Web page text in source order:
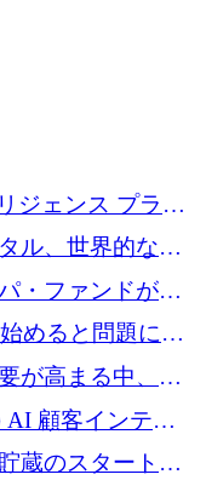
ジェンス プラッ
ユーロを投資
ル、世界的なス
Bまで支援する
ンドIVを閉鎖
・ファンドが初
ユーロのラウンド
めると問題にな
が高まる中、
を終了
AI 顧客インテリ
万ドルを調達
蔵のスタートア